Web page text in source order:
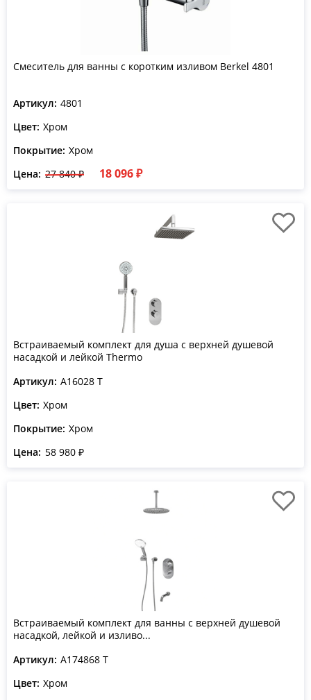
Смеситель для ванны с коротким изливом Berkel 4801
Артикул: 4801
Цвет: Хром
Покрытие: Хром
Цена: 27 840 ₽ 18 096 ₽
Встраиваемый комплект для душа с верхней душевой
насадкой и лейкой Thermo
Артикул: A16028 T
Цвет: Хром
Покрытие: Хром
Цена: 58 980 ₽
Встраиваемый комплект для ванны с верхней душевой
насадкой, лейкой и изливо...
Артикул: A174868 T
Цвет: Хром